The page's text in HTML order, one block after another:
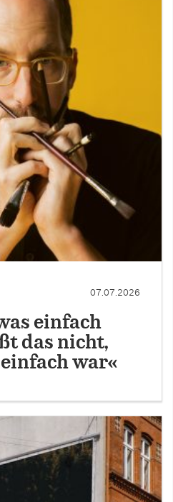
07.07.2026
einfach
das nicht,
einfach war«